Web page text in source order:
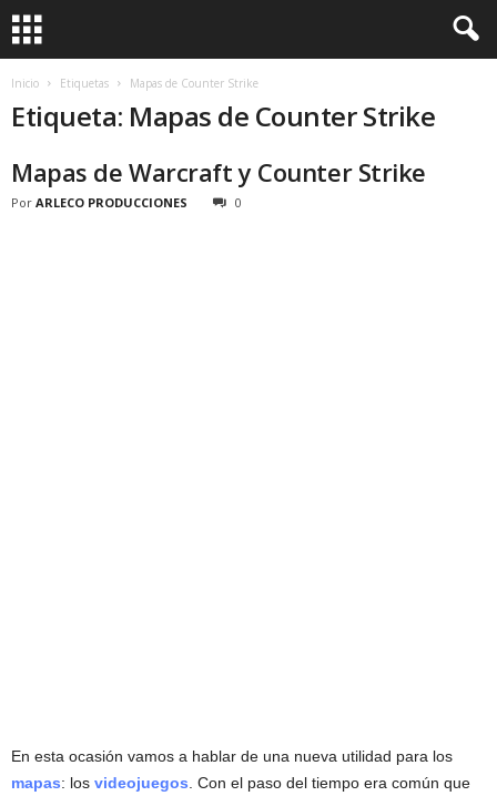
Inicio Etiquetas Mapas de Counter Strike
Etiqueta: Mapas de Counter Strike
Mapas de Warcraft y Counter Strike
Por ARLECO PRODUCCIONES 0
En esta ocasión vamos a hablar de una nueva utilidad para los
mapas: los videojuegos . Con el paso del tiempo era común que